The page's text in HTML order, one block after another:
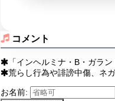
コメント
「インヘルミナ・B・ガラ
荒らし行為や誹謗中傷、ネ
お名前: